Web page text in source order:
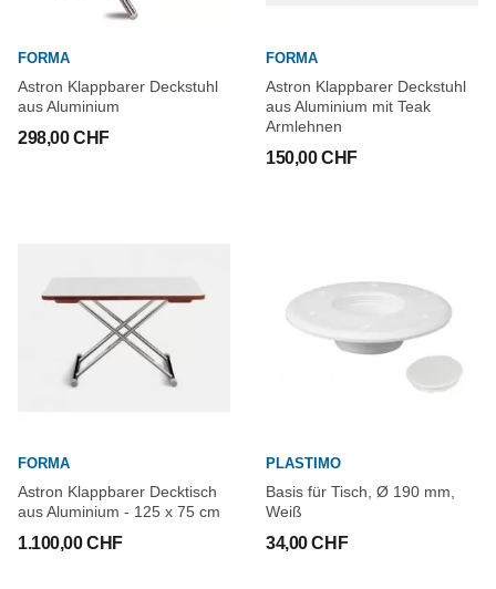
FORMA
Astron Klappbarer Deckstuhl
aus Aluminium
298,00 CHF
FORMA
Astron Klappbarer Deckstuhl
aus Aluminium mit Teak
Armlehnen
150,00 CHF
FORMA
Astron Klappbarer Decktisch
aus Aluminium - 125 x 75 cm
1.100,00 CHF
PLASTIMO
Basis für Tisch, Ø 190 mm,
Weiß
34,00 CHF